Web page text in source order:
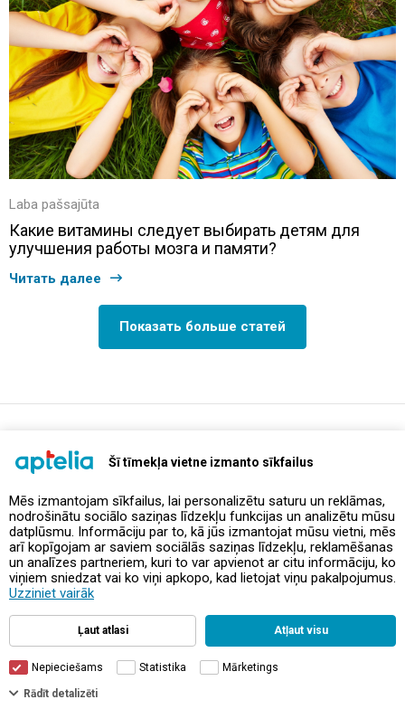
Šī tīmekļa vietne izmanto sīkfailus
Mēs izmantojam sīkfailus, lai personalizētu saturu un reklāmas,
nodrošinātu sociālo saziņas līdzekļu funkcijas un analizētu mūsu
datplūsmu. Informāciju par to, kā jūs izmantojat mūsu vietni, mēs
arī kopīgojam ar saviem sociālās saziņas līdzekļu, reklamēšanas
un analīzes partneriem, kuri to var apvienot ar citu informāciju, ko
viņiem sniedzat vai ko viņi apkopo, kad lietojat viņu pakalpojumus.
Uzziniet vairāk
Ļaut atlasi Atļaut visu
Nepieciešams Statistika Mārketings
Rādīt detalizēti
Laba pašsajūta
Какие витамины следует выбирать детям для
улучшения работы мозга и памяти?
Читать далее
Показать больше статей
Предложения и акции
Контакты